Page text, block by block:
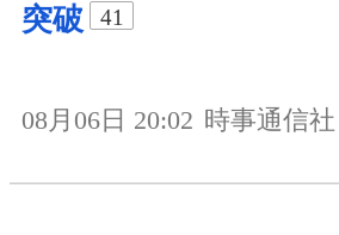
突破
41
08月06日 20:02 時事通信社